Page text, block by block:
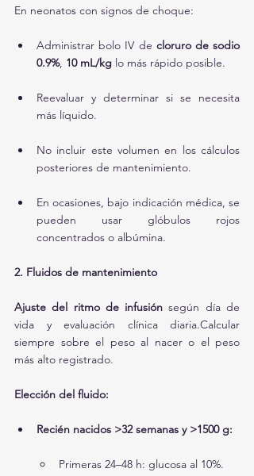
En neonatos con signos de choque:
Administrar bolo IV de cloruro de sodio
0.9%, 10 mL/kg lo más rápido posible.
Reevaluar y determinar si se necesita
más líquido.
No incluir este volumen en los cálculos
posteriores de mantenimiento.
En ocasiones, bajo indicación médica, se
pueden usar glóbulos rojos
concentrados o albúmina.
2. Fluidos de mantenimiento
Ajuste del ritmo de infusión según día de
vida y evaluación clínica diaria.Calcular
siempre sobre el peso al nacer o el peso
más alto registrado.
Elección del fluido:
Recién nacidos >32 semanas y >1500 g:
Primeras 24–48 h: glucosa al 10%.